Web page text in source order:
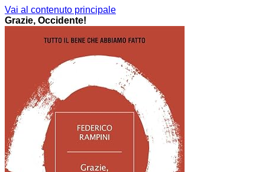
Vai al contenuto principale
Grazie, Occidente!